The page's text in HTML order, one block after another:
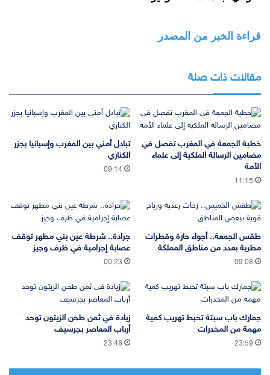
قراءة الخبر من المصدر
مقالات ذات صلة
خطبة الجمعة في المغرب تفصل في
مضامين الرسالة الملكية إلى علماء
الأمة
11:15
تبادل أمني بين المغرب وإسبانيا بجزر
الكناري
09:14
طقس الجمعة.. أجواء حارة وقطرات
مطرية بعدد من مناطق المملكة
09:08
جرادة.. شرطة عين بني مطهر توقف
عصابة إجرامية في ظرف وجيز
00:23
جمارك باب سبتة تحبط تهريب كمية
مهمة من المخدرات
23:59
زيادة في ثمن طحن الزيتون توحد
أرباب المعاصر بجرسيف
23:48